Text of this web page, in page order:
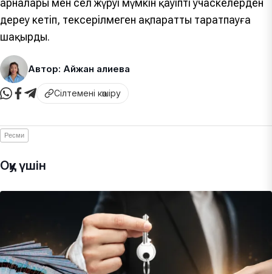
арналары мен сел жүруі мүмкін қауіпті учаскелерден
дереу кетіп, тексерілмеген ақпаратты таратпауға
шақырды.
Автор: Айжан Қалиева
Сілтемені көшіру
Ресми
Оқу үшін